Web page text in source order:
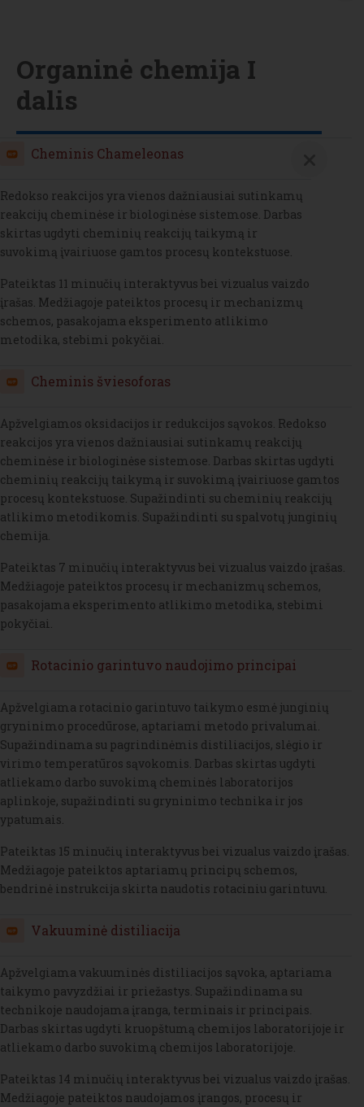
Organinė chemija I
dalis
Cheminis Chameleonas
Redokso reakcijos yra vienos dažniausiai sutinkamų
reakcijų cheminėse ir biologinėse sistemose. Darbas
skirtas ugdyti cheminių reakcijų taikymą ir
suvokimą įvairiuose gamtos procesų kontekstuose.
Pateiktas 11 minučių interaktyvus bei vizualus vaizdo
įrašas. Medžiagoje pateiktos procesų ir mechanizmų
schemos, pasakojama eksperimento atlikimo
metodika, stebimi pokyčiai.
Cheminis šviesoforas
Apžvelgiamos oksidacijos ir redukcijos sąvokos. Redokso
reakcijos yra vienos dažniausiai sutinkamų reakcijų
cheminėse ir biologinėse sistemose. Darbas skirtas ugdyti
cheminių reakcijų taikymą ir suvokimą įvairiuose gamtos
procesų kontekstuose. Supažindinti su cheminių reakcijų
atlikimo metodikomis. Supažindinti su spalvotų junginių
chemija.
Pateiktas 7 minučių interaktyvus bei vizualus vaizdo įrašas.
Medžiagoje pateiktos procesų ir mechanizmų schemos,
pasakojama eksperimento atlikimo metodika, stebimi
pokyčiai.
Rotacinio garintuvo naudojimo principai
Apžvelgiama rotacinio garintuvo taikymo esmė junginių
gryninimo procedūrose, aptariami metodo privalumai.
Supažindinama su pagrindinėmis distiliacijos, slėgio ir
virimo temperatūros sąvokomis. Darbas skirtas ugdyti
atliekamo darbo suvokimą cheminės laboratorijos
aplinkoje, supažindinti su gryninimo technika ir jos
ypatumais.
Pateiktas 15 minučių interaktyvus bei vizualus vaizdo įrašas.
Medžiagoje pateiktos aptariamų principų schemos,
bendrinė instrukcija skirta naudotis rotaciniu garintuvu.
Vakuuminė distiliacija
Apžvelgiama vakuuminės distiliacijos sąvoka, aptariama
taikymo pavyzdžiai ir priežastys. Supažindinama su
technikoje naudojama įranga, terminais ir principais.
Darbas skirtas ugdyti kruopštumą chemijos laboratorijoje ir
atliekamo darbo suvokimą chemijos laboratorijoje.
Pateiktas 14 minučių interaktyvus bei vizualus vaizdo įrašas.
Medžiagoje pateiktos naudojamos įrangos, procesų ir